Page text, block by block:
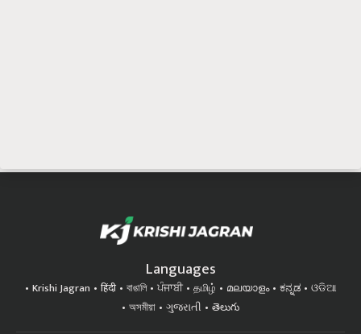
Languages
Krishi Jagran हिंदी বাঙালি ਪੰਜਾਬੀ தமிழ் മലയാളം ಕನ್ನಡ
ଓଡିଆ
অসমীয়া
ગુજરાતી తెలుగు